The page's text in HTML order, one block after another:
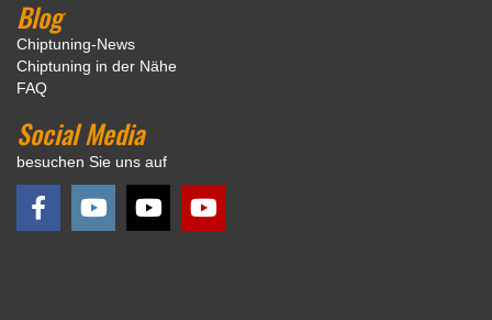
Blog
Chiptuning-News
Chiptuning in der Nähe
FAQ
Social Media
besuchen Sie uns auf